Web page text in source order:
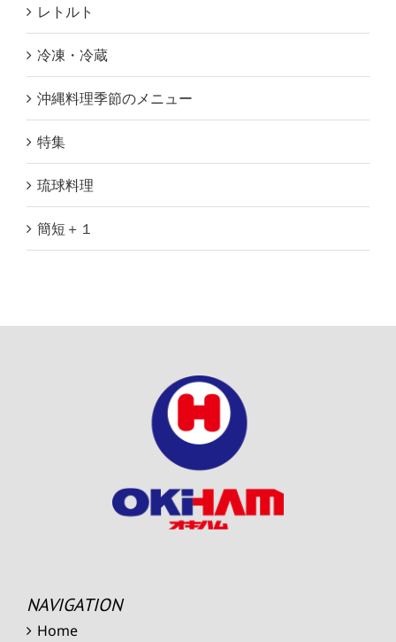
レトルト
冷凍・冷蔵
沖縄料理季節のメニュー
特集
琉球料理
簡短＋１
NAVIGATION
Home